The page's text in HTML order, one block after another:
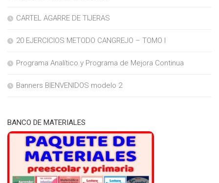
CARTEL AGARRE DE TIJERAS
20 EJERCICIOS METODO CANGREJO – TOMO I
Programa Analítico y Programa de Mejora Continua
Banners BIENVENIDOS modelo 2
BANCO DE MATERIALES